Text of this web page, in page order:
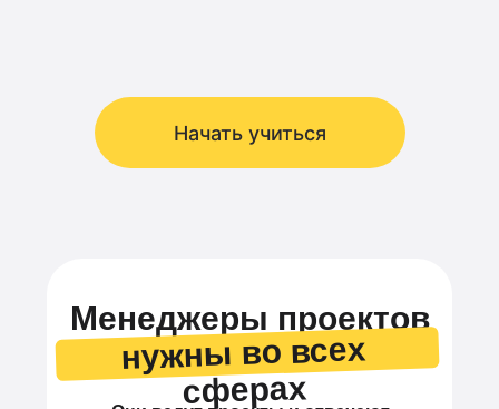
Начать учиться
Менеджеры проектов
нужны во всех
сферах